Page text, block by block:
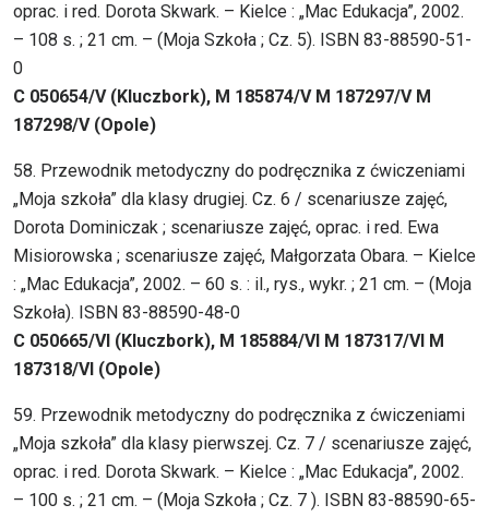
oprac. i red. Dorota Skwark. – Kielce : „Mac Edukacja”, 2002.
– 108 s. ; 21 cm. – (Moja Szkoła ; Cz. 5). ISBN 83-88590-51-
0
C 050654/V (Kluczbork), M 185874/V M 187297/V M
187298/V (Opole)
58. Przewodnik metodyczny do podręcznika z ćwiczeniami
„Moja szkoła” dla klasy drugiej. Cz. 6 / scenariusze zajęć,
Dorota Dominiczak ; scenariusze zajęć, oprac. i red. Ewa
Misiorowska ; scenariusze zajęć, Małgorzata Obara. – Kielce
: „Mac Edukacja”, 2002. – 60 s. : il., rys., wykr. ; 21 cm. – (Moja
Szkoła). ISBN 83-88590-48-0
C 050665/VI (Kluczbork), M 185884/VI M 187317/VI M
187318/VI (Opole)
59. Przewodnik metodyczny do podręcznika z ćwiczeniami
„Moja szkoła” dla klasy pierwszej. Cz. 7 / scenariusze zajęć,
oprac. i red. Dorota Skwark. – Kielce : „Mac Edukacja”, 2002.
– 100 s. ; 21 cm. – (Moja Szkoła ; Cz. 7 ). ISBN 83-88590-65-